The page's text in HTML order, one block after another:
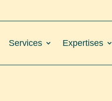
Services Expertises